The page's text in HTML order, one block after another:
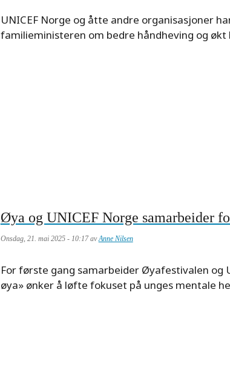
Meta
description
UNICEF Norge og åtte andre organisasjoner
familieministeren om bedre håndheving og
Øya og UNICEF Norge samarbeider
Onsdag, 21. mai 2025 - 10:17 avAnne Nilsen
Meta
description
For første gang samarbeider Øyafestivalen og
øya» ønker å løfte fokuset på unges mentale